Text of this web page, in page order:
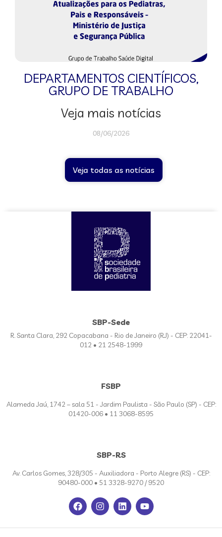
DEPARTAMENTOS CIENTÍFICOS,
GRUPO DE TRABALHO
Veja mais notícias
08/06/2026
Veja todas as notícias
SBP-Sede
R. Santa Clara, 292 Copacabana - Rio de Janeiro (RJ) - CEP: 22041-
012 • 21 2548-1999
FSBP
Alameda Jaú, 1742 – sala 51 - Jardim Paulista - São Paulo (SP) - CEP:
01420-006 • 11 3068-8595
SBP-RS
Av. Carlos Gomes, 328/305 - Auxiliadora - Porto Alegre (RS) - CEP:
90480-000 • 51 3328-9270 / 9520